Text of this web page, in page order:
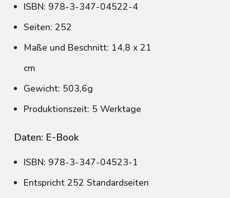
ISBN: 978-3-347-04522-4
Seiten: 252
Maße und Beschnitt: 14,8 x 21
cm
Gewicht: 503,6g
Produktionszeit: 5 Werktage
Daten: E-Book
ISBN: 978-3-347-04523-1
Entspricht 252 Standardseiten